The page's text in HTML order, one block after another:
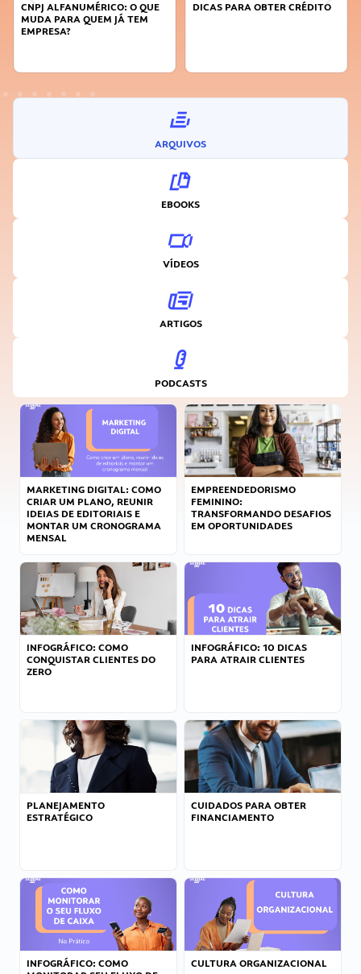
CNPJ ALFANUMÉRICO: O QUE
MUDA PARA QUEM JÁ TEM
EMPRESA?
DICAS PARA OBTER CRÉDITO
ARQUIVOS
EBOOKS
VÍDEOS
ARTIGOS
PODCASTS
MARKETING DIGITAL: COMO
CRIAR UM PLANO, REUNIR
IDEIAS DE EDITORIAIS E
MONTAR UM CRONOGRAMA
MENSAL
EMPREENDEDORISMO
FEMININO:
TRANSFORMANDO DESAFIOS
EM OPORTUNIDADES
INFOGRÁFICO: COMO
CONQUISTAR CLIENTES DO
ZERO
INFOGRÁFICO: 10 DICAS
PARA ATRAIR CLIENTES
PLANEJAMENTO
ESTRATÉGICO
CUIDADOS PARA OBTER
FINANCIAMENTO
INFOGRÁFICO: COMO
CULTURA ORGANIZACIONAL